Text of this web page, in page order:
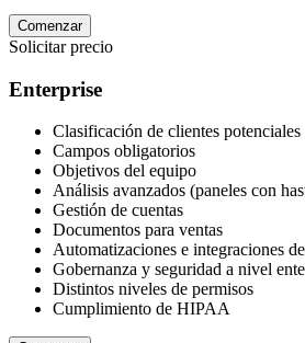
Comenzar
Solicitar precio
Enterprise
Clasificación de clientes potenciales
Campos obligatorios
Objetivos del equipo
Análisis avanzados (paneles con
Gestión de cuentas
Documentos para ventas
Automatizaciones e integraciones
Gobernanza y seguridad a nivel
Distintos niveles de permisos
Cumplimiento de HIPAA